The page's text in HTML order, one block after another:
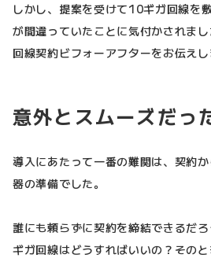
しかし、提案を受けて10ギガ回線を
が間違っていたことに気付かされま
回線契約ビフォーアフターをお伝えし
意外とスムーズだっ
導入にあたって一番の難関は、契約
器の準備でした。
誰にも頼らずに契約を締結できるだ
ギガ回線はどうすればいいの？その